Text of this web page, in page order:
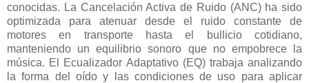
conocidas. La Cancelación Activa de Ruido (ANC) ha sido
optimizada para atenuar desde el ruido constante de
motores en transporte hasta el bullicio cotidiano,
manteniendo un equilibrio sonoro que no empobrece la
música. El Ecualizador Adaptativo (EQ) trabaja analizando
la forma del oído y las condiciones de uso para aplicar